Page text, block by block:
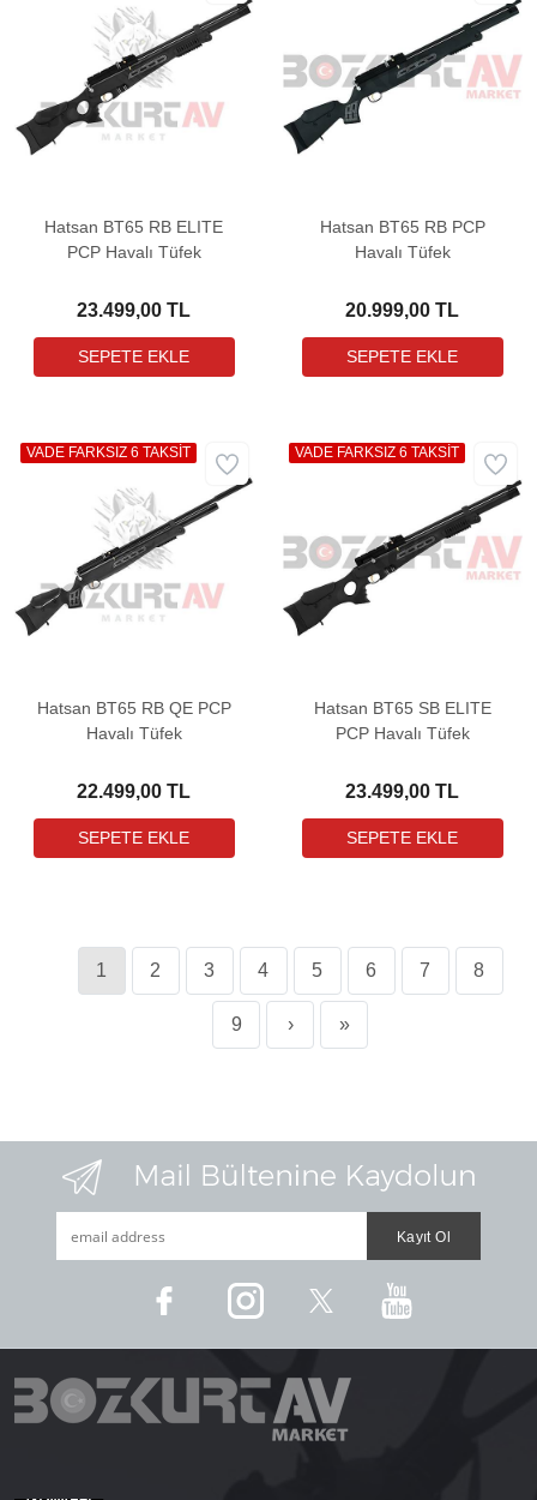
Hatsan BT65 RB ELITE
PCP Havalı Tüfek
23.499,00 TL
Hatsan BT65 RB PCP
Havalı Tüfek
20.999,00 TL
Hatsan BT65 RB QE PCP
Havalı Tüfek
22.499,00 TL
VADE FARKSIZ 6 TAKSİT
Hatsan BT65 SB ELITE
PCP Havalı Tüfek
23.499,00 TL
VADE FARKSIZ 6 TAKSİT
1 2 3 4 5 6 7 8
9 › »